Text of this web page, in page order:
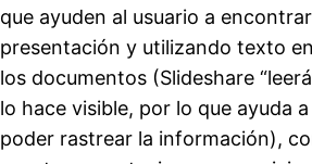
que ayuden al usuario a
presentación y utilizando texto
los documentos (Slideshare
lo hace visible, por lo que ayuda
poder rastrear la información),